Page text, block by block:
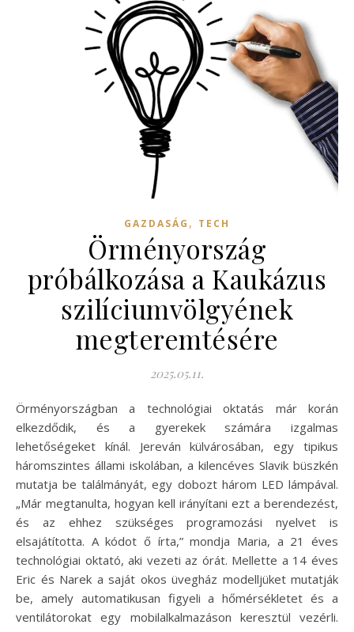
GAZDASÁG , TECH
Örményország
próbálkozása a Kaukázus
szilíciumvölgyének
megteremtésére
2025.05.11.
Örményországban a technológiai oktatás már korán
elkezdődik, és a gyerekek számára izgalmas
lehetőségeket kínál. Jereván külvárosában, egy tipikus
háromszintes állami iskolában, a kilencéves Slavik büszkén
mutatja be találmányát, egy dobozt három LED lámpával.
„Már megtanulta, hogyan kell irányítani ezt a berendezést,
és az ehhez szükséges programozási nyelvet is
elsajátította. A kódot ő írta,” mondja Maria, a 21 éves
technológiai oktató, aki vezeti az órát. Mellette a 14 éves
Eric és Narek a saját okos üvegház modelljüket mutatják
be, amely automatikusan figyeli a hőmérsékletet és a
ventilátorokat egy mobilalkalmazáson keresztül vezérli.